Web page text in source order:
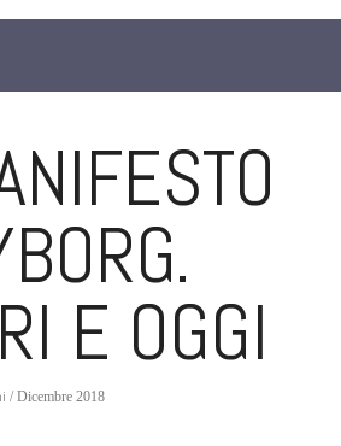
E OGGI
/ Dicembre 2018